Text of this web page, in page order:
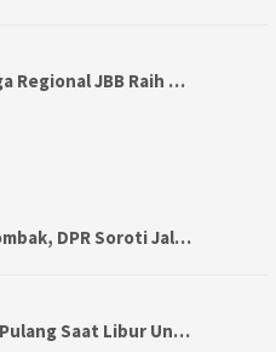
Regional JBB Raih …
DPR Soroti Jal…
Saat Libur Un…